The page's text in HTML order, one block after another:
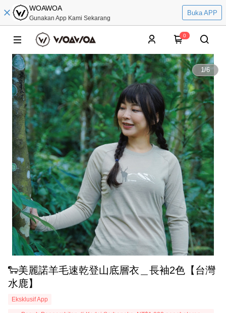
WOAWOA
Gunakan App Kami Sekarang
Buka APP
0
1/6
🐑美麗諾羊毛速乾登山底層衣＿長袖2色【台灣
水鹿】
Eksklusif App